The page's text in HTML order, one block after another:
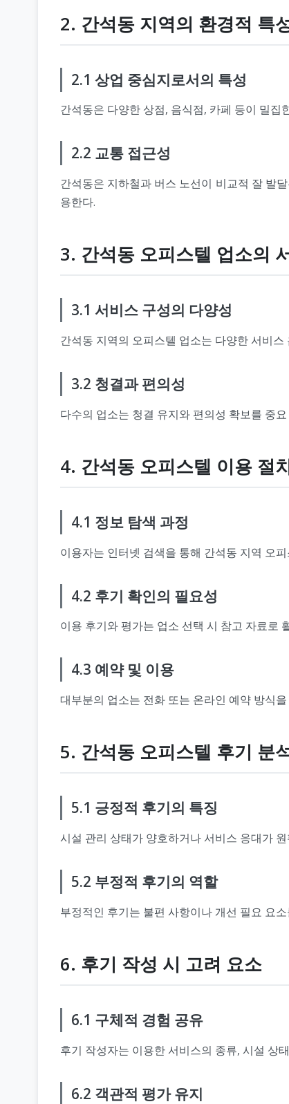
2. 간석동 지역의 환경적 특
2.1 상업 중심지로서의 특성
간석동은 다양한 상점, 음식점, 카페 등이 밀
2.2 교통 접근성
간석동은 지하철과 버스 노선이 비교적 잘 발
용한다.
3. 간석동 오피스텔 업소의
3.1 서비스 구성의 다양성
간석동 지역의 오피스텔 업소는 다양한 서비
3.2 청결과 편의성
다수의 업소는 청결 유지와 편의성 확보를 중
4. 간석동 오피스텔 이용 절
4.1 정보 탐색 과정
이용자는 인터넷 검색을 통해 간석동 지역 오
4.2 후기 확인의 필요성
이용 후기와 평가는 업소 선택 시 참고 자료로
4.3 예약 및 이용
대부분의 업소는 전화 또는 온라인 예약 방식
5. 간석동 오피스텔 후기 분
5.1 긍정적 후기의 특징
시설 관리 상태가 양호하거나 서비스 응대가
5.2 부정적 후기의 역할
부정적인 후기는 불편 사항이나 개선 필요 요
6. 후기 작성 시 고려 요소
6.1 구체적 경험 공유
후기 작성자는 이용한 서비스의 종류, 시설 상
6.2 객관적 평가 유지